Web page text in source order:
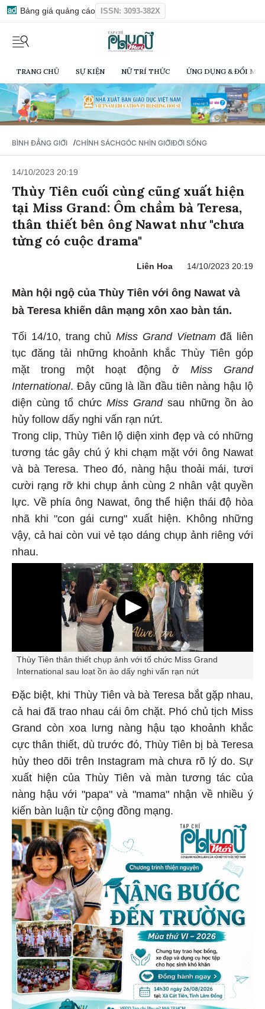
Bảng giá quảng cáo ISSN: 3093-382X
TRANG CHỦ SỰ KIỆN NỮ TRÍ THỨC ỨNG DỤNG & ĐỔI
BÌNH ĐẲNG GIỚI /CHÍNH SÁCHGÓC NHÌN GIỚIĐỜI SỐNG
14/10/2023 20:19
Thùy Tiên cuối cùng cũng xuất hiện
tại Miss Grand: Ôm chầm bà Teresa,
thân thiết bên ông Nawat như "chưa
từng có cuộc drama"
Liên Hoa 14/10/2023 20:19
Màn hội ngộ của Thùy Tiên với ông Nawat và
bà Teresa khiến dân mạng xôn xao bàn tán.
Tối 14/10, trang chủ Miss Grand Vietnamđã liên
tục đăng tải những khoảnh khắc Thùy Tiên góp
mặt trong một hoạt động ở Miss Grand
International. Đây cũng là lần đầu tiên nàng hậu lộ
diện cùng tổ chức Miss Grandsau những ồn ào
hủy follow dấy nghi vấn rạn nứt.
Trong clip, Thùy Tiên lộ diện xinh đẹp và có những
tương tác gây chú ý khi chạm mặt với ông Nawat
và bà Teresa. Theo đó, nàng hậu thoải mái, tươi
cười rạng rỡ khi chụp ảnh cùng 2 nhân vật quyền
lực. Về phía ông Nawat, ông thể hiện thái độ hòa
nhã khi "con gái cưng" xuất hiện. Không những
vậy, cả hai còn vui vẻ tạo dáng chụp ảnh riêng với
nhau.
Thùy Tiên thân thiết chụp ảnh với tổ chức Miss Grand
International sau loạt ồn ào dấy nghi vấn rạn nứt
Đặc biệt, khi Thùy Tiên và bà Teresa bắt gặp nhau,
cả hai đã trao nhau cái ôm chặt. Phó chủ tịch Miss
Grand còn xoa lưng nàng hậu tạo khoảnh khắc
cực thân thiết, dù trước đó, Thùy Tiên bị bà Teresa
hủy theo dõi trên Instagram mà chưa rõ lý do. Sự
xuất hiện của Thùy Tiên và màn tương tác của
nàng hậu với "papa" và "mama" nhận về nhiều ý
kiến bàn luận từ cộng đồng mạng.